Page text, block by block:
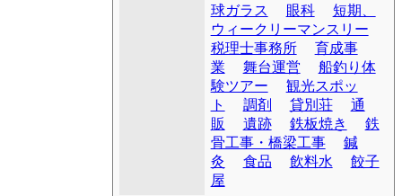
球ガラス
眼科
短期、
ウィークリーマンスリー
税理士事務所
育成事
業
舞台運営
船釣り体
験ツアー
観光スポッ
ト
調剤 貸別荘
通
販
遺跡 鉄板焼き
鉄
骨工事・橋梁工事
鍼
灸
食品 飲料水
餃子
屋